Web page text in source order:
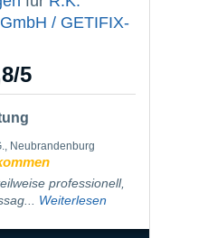
/ GETIFIX-
/5
Neubrandenburg
professionell,
Weiterlesen